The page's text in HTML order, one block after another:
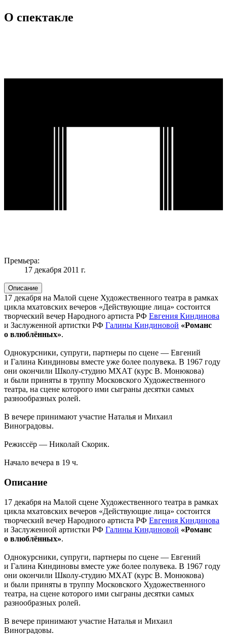
О спектакле
Премьера:
17 декабря 2011 г.
Описание
17 декабря на Малой сцене Художественного театра в рамках
цикла мхатовских вечеров «Действующие лица» состоится
творческий вечер Народного артиста РФ Евгения Киндинова
и Заслуженной артистки РФ Галины Киндиновой «Романс
о влюблённых».
Однокурсники, супруги, партнеры по сцене — Евгений
и Галина Киндиновы вместе уже более полувека. В 1967 году
они окончили Школу-студию МХАТ (курс В. Монюкова)
и были приняты в труппу Московского Художественного
театра, на сцене которого ими сыграны десятки самых
разнообразных ролей.
В вечере принимают участие Наталья и Михаил
Виноградовы.
Режиссёр — Николай Скорик.
Начало вечера в 19 ч.
Описание
17 декабря на Малой сцене Художественного театра в рамках
цикла мхатовских вечеров «Действующие лица» состоится
творческий вечер Народного артиста РФ Евгения Киндинова
и Заслуженной артистки РФ Галины Киндиновой «Романс
о влюблённых».
Однокурсники, супруги, партнеры по сцене — Евгений
и Галина Киндиновы вместе уже более полувека. В 1967 году
они окончили Школу-студию МХАТ (курс В. Монюкова)
и были приняты в труппу Московского Художественного
театра, на сцене которого ими сыграны десятки самых
разнообразных ролей.
В вечере принимают участие Наталья и Михаил
Виноградовы.